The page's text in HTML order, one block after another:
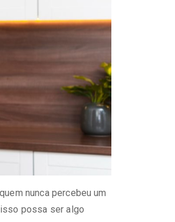
nunca percebeu um
possa ser algo